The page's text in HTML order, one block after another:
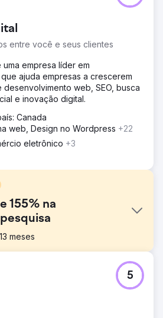
entre você e seus clientes
empresa líder em
ajuda empresas a crescerem
web, SEO, busca
e inovação digital.
Canada
web, Design no Wordpress +22
eletrônico +3
155% na
13 meses
licenciamento de produtos de
de mídia, a empresa precisava de
e atingir o público-alvo.
5